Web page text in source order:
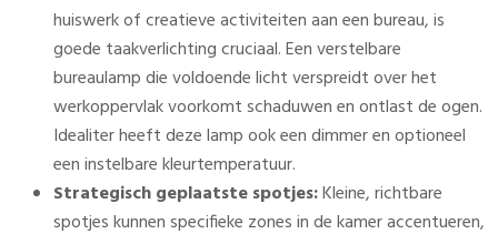
huiswerk of creatieve activiteiten aan een bureau, is
goede taakverlichting cruciaal. Een verstelbare
bureaulamp die voldoende licht verspreidt over het
werkoppervlak voorkomt schaduwen en ontlast de ogen.
Idealiter heeft deze lamp ook een dimmer en optioneel
een instelbare kleurtemperatuur.
Strategisch geplaatste spotjes:Kleine, richtbare
spotjes kunnen specifieke zones in de kamer accentueren,